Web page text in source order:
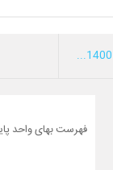
فهرست بهای واحد